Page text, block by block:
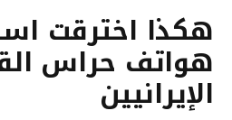
هكذا اخترقت
هواتف حراس
الإيرانيين